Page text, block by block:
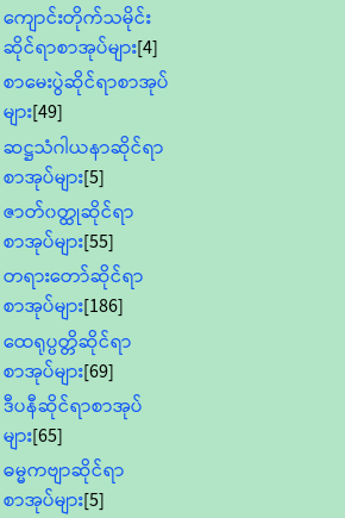
ကျောင်းတိုက်သမိုင်း
ဆိုင်ရာစာအုပ်များ[4]
စာမေးပွဲဆိုင်ရာစာအုပ်
များ[49]
ဆဋ္ဌသံဂါယနာဆိုင်ရာ
စာအုပ်များ[5]
ဇာတ်၀တ္ထုဆိုင်ရာ
စာအုပ်များ[55]
တရားတော်ဆိုင်ရာ
စာအုပ်များ[186]
ထေရုပ္ပတ္တိဆိုင်ရာ
စာအုပ်များ[69]
ဒီပနီဆိုင်ရာစာအုပ်
များ[65]
ဓမ္မကဗျာဆိုင်ရာ
စာအုပ်များ[5]